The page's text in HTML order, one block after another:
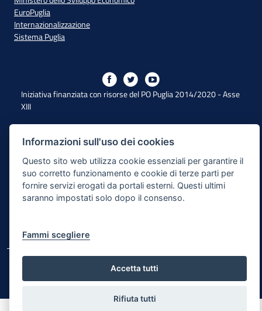
EuroPuglia
Internazionalizzazione
Sistema Puglia
Iniziativa finanziata con risorse del PO Puglia 2014/2020 - Asse
XIII
Dichiarazione di Accessibilità
Note Legali
Cookie e Privacy
Mappa del sito
© Regione Puglia
Informazioni sull'uso dei cookies
Questo sito web utilizza cookie essenziali per garantire il
suo corretto funzionamento e cookie di terze parti per
fornire servizi erogati da portali esterni. Questi ultimi
saranno impostati solo dopo il consenso.
Fammi scegliere
Accetta tutti
Rifiuta tutti